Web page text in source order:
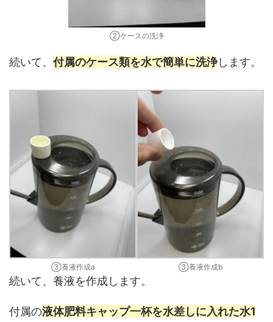
②ケースの洗浄
続いて、付属のケース類を水で簡単に洗浄します。
③養液作成a ③養液作成b
続いて、養液を作成します。
付属の液体肥料キャップ一杯を水差しに入れた水1